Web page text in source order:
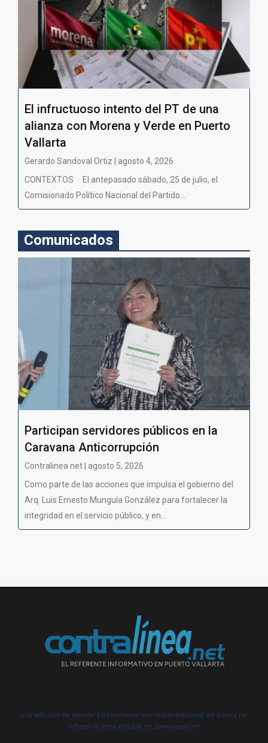
El infructuoso intento del PT de una
alianza con Morena y Verde en Puerto
Vallarta
Gerardo Sandoval Ortiz | agosto 4, 2026
CONTEXTOS El antepasado sábado, 25 de julio, el
Comisionado Político Nacional del Partido...
Comunicados
Participan servidores públicos en la
Caravana Anticorrupción
Contralinea net | agosto 5, 2026
Como parte de las acciones que impulsa el gobierno del
Arq. Luis Ernesto Munguía González para fortalecer la
integridad en el servicio público, y en...
Los artículos de opinión e información son responsabilidad del autor y no
reflejan la línea editorial de contralínea.net